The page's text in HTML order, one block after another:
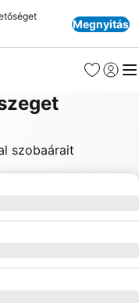
Megnyitás
Kedvencek
szobaárait